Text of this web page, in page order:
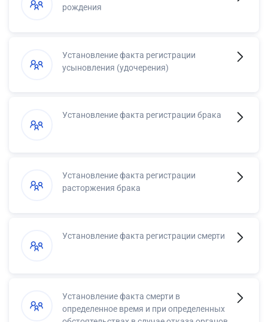
рождения
Установление факта регистрации
усыновления (удочерения)
Установление факта регистрации брака
Установление факта регистрации
расторжения брака
Установление факта регистрации смерти
Установление факта смерти в
определенное время и при определенных